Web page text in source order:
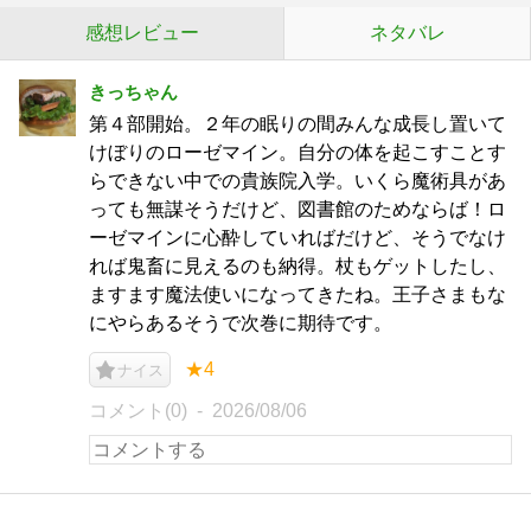
感想レビュー ネタバレ
きっちゃん
第４部開始。２年の眠りの間みんな成長し置いて
けぼりのローゼマイン。自分の体を起こすことす
らできない中での貴族院入学。いくら魔術具があ
っても無謀そうだけど、図書館のためならば！ロ
ーゼマインに心酔していればだけど、そうでなけ
れば鬼畜に見えるのも納得。杖もゲットしたし、
ますます魔法使いになってきたね。王子さまもな
にやらあるそうで次巻に期待です。
ナイス ★4
コメント(0) 2026/08/06